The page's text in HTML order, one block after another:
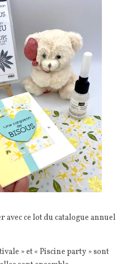
avec ce lot du catalogue annuel
» et « Piscine party » sont